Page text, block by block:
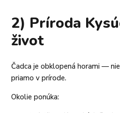
2) Príroda
život
Čadca je obklopená horami —
priamo v prírode.
Okolie ponúka: